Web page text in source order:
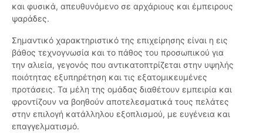
και φυσικά, απευθυνόμενο σε αρχάριους και έμπειρους
ψαράδες.
Σημαντικό χαρακτηριστικό της επιχείρησης είναι η εις
βάθος τεχνογνωσία και το πάθος του προσωπικού για
την αλιεία, γεγονός που αντικατοπτρίζεται στην υψηλής
ποιότητας εξυπηρέτηση και τις εξατομικευμένες
προτάσεις. Τα μέλη της ομάδας διαθέτουν εμπειρία και
φροντίζουν να βοηθούν αποτελεσματικά τους πελάτες
στην επιλογή κατάλληλου εξοπλισμού, με ευγένεια και
επαγγελματισμό.